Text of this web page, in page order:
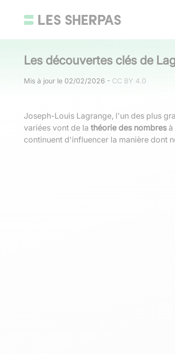
Les découvertes clés de
Mis à jour le 02/02/2026 - CC BY 4.0
Joseph-Louis Lagrange, l'un des plus
variées vont de la théorie des nombres à
continuent d'influencer la manière dont